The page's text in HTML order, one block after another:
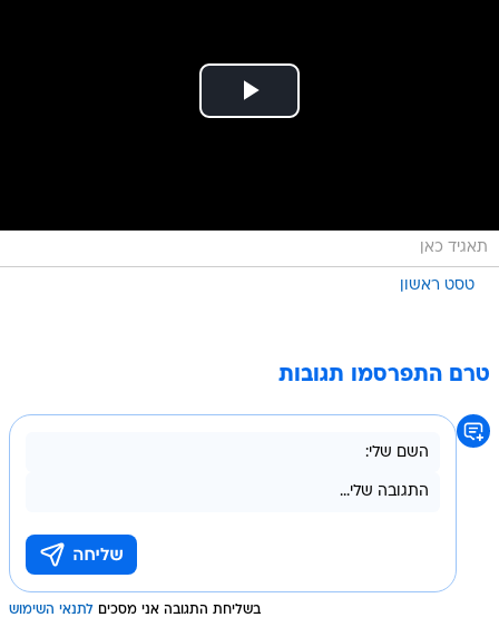
תאגיד כאן
טסט ראשון
טרם התפרסמו תגובות
בשליחת התגובה אני מסכים לתנאי השימוש